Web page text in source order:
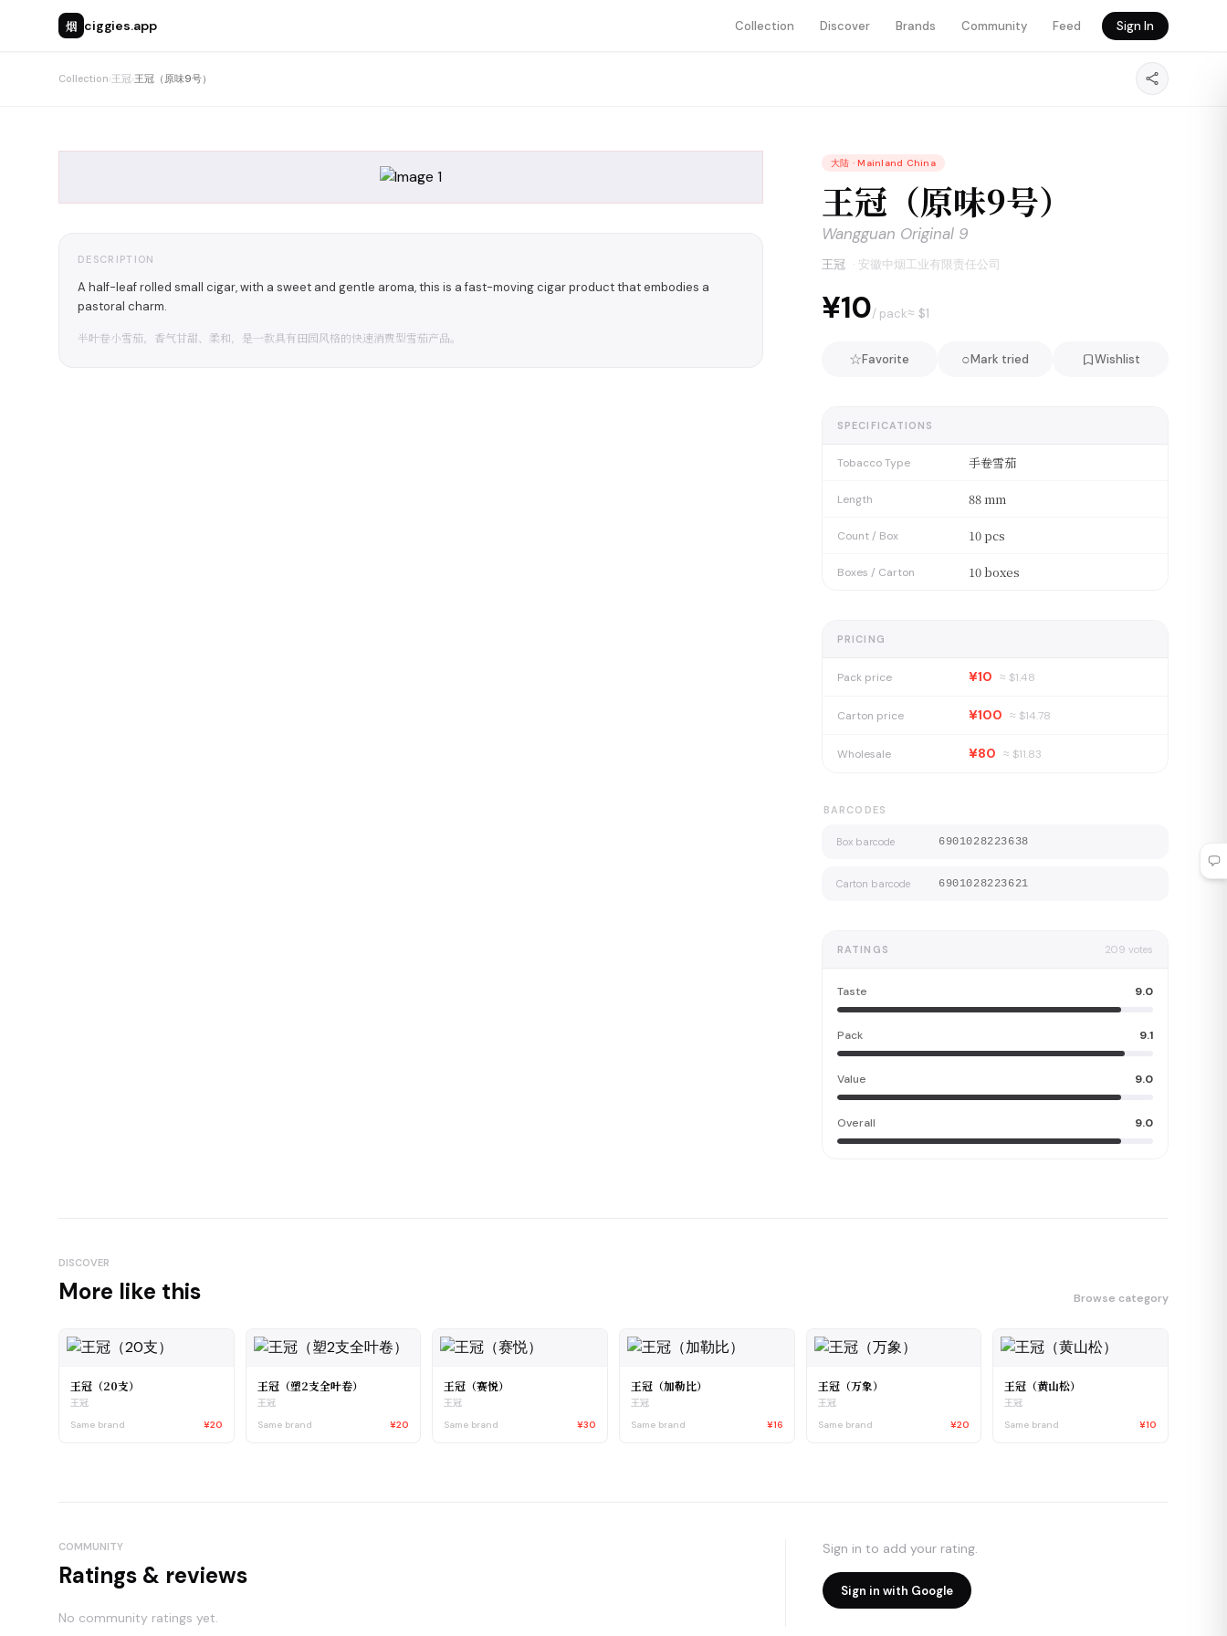
烟 ciggies.app Collection Discover Brands Community Feed Sign In
Collection›王冠›王冠（原味9号）
DESCRIPTION
A half-leaf rolled small cigar, with a sweet and gentle aroma, this is a fast-moving cigar product that embodies a
pastoral charm.
半叶卷小雪茄，香气甘甜、柔和，是一款具有田园风格的快速消费型雪茄产品。
大陆 · Mainland China
王冠（原味9号）
Wangguan Original 9
王冠 · 安徽中烟工业有限责任公司
¥10/ pack≈ $1
☆Favorite ○Mark tried Wishlist
SPECIFICATIONS
Tobacco Type 手卷雪茄
Length 88 mm
Count / Box 10 pcs
Boxes / Carton 10 boxes
PRICING
Pack price ¥10 ≈ $1.48
Carton price ¥100 ≈ $14.78
Wholesale ¥80 ≈ $11.83
BARCODES
Box barcode 6901028223638
Carton barcode 6901028223621
RATINGS 209 votes
Taste 9.0
Pack 9.1
Value 9.0
Overall 9.0
DISCOVER
More like this Browse category
王冠（20支）
王冠
Same brand
¥20
王冠（塑2支全叶卷）
王冠
Same brand
¥20
王冠（赛悦）
王冠
Same brand
¥30
王冠（加勒比）
王冠
Same brand
¥16
王冠（万象）
王冠
Same brand
¥20
王冠（黄山松）
王冠
Same brand
¥10
COMMUNITY
Ratings & reviews
No community ratings yet.
Sign in to add your rating.
Sign in with Google